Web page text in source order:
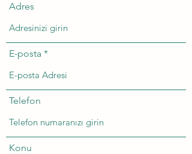
Adres
E-posta
Telefon
Konu